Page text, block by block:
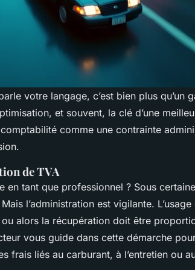
votre langage, c’est bien plus qu’un
et souvent, la clé d’une
comme une contrainte
de TVA
en tant que professionnel ? Sous
l’administration est vigilante.
ou alors la récupération doit être
vous guide dans cette démarche
frais liés au carburant, à l’entretien ou